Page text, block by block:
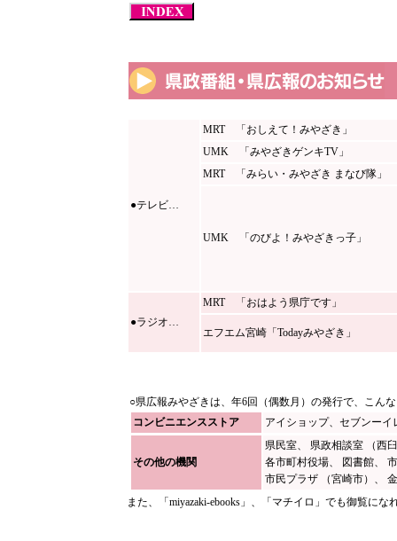
●テレビ…
MRT 「おしえて！みやざき」
UMK 「みやざきゲンキTV」
MRT 「みらい・みやざき まなび隊」
UMK 「のびよ！みやざきっ子」
●ラジオ…
MRT 「おはよう県庁です」
エフエム宮崎「Todayみやざき」
○県広報みやざきは、年6回（偶数月）の発行で、こん
コンビニエンスストア
アイショップ、セブンー
その他の機関
県民室、 県政相談室 （西
各市町村役場、 図書館、
市民プラザ （宮崎市）、
また、「miyazaki-ebooks」、「マチイロ」でも御覧にな